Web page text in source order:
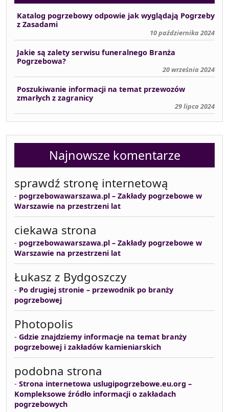
Katalog pogrzebowy odpowie jak wyglądają Pogrzeby
z Zasadami
10 października 2024
Jakie są zalety serwisu funeralnego Branża
Pogrzebowa?
20 września 2024
Poszukiwanie informacji na temat przewozów
zmarłych z zagranicy
29 lipca 2024
Najnowsze komentarze
sprawdź stronę internetową
- pogrzebowawarszawa.pl – Zakłady pogrzebowe w
Warszawie na przestrzeni lat
ciekawa strona
- pogrzebowawarszawa.pl – Zakłady pogrzebowe w
Warszawie na przestrzeni lat
Łukasz z Bydgoszczy
- Po drugiej stronie – przewodnik po branży
pogrzebowej
Photopolis
- Gdzie znajdziemy informacje na temat branży
pogrzebowej i zakładów kamieniarskich
podobna strona
- Strona internetowa uslugipogrzebowe.eu.org –
Kompleksowe źródło informacji o zakładach
pogrzebowych